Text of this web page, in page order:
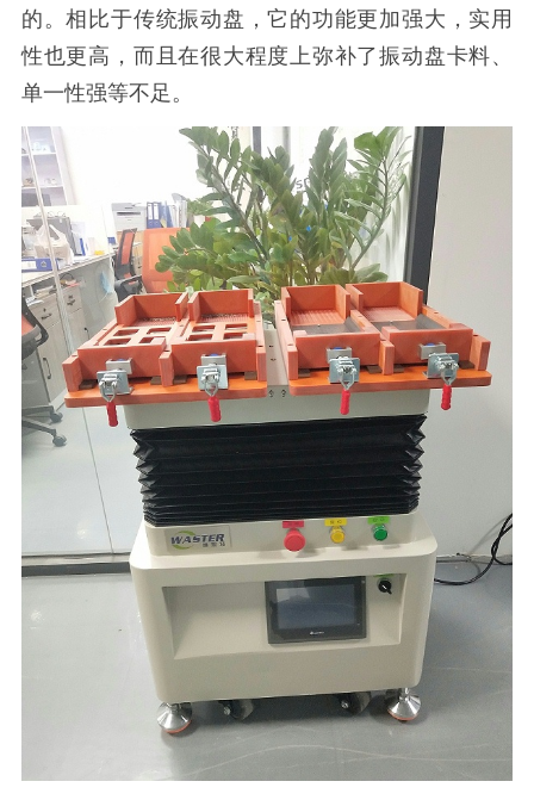
的。相比于传统振动盘，它的功能更加强大，实用
性也更高，而且在很大程度上弥补了振动盘卡料、
单一性强等不足。